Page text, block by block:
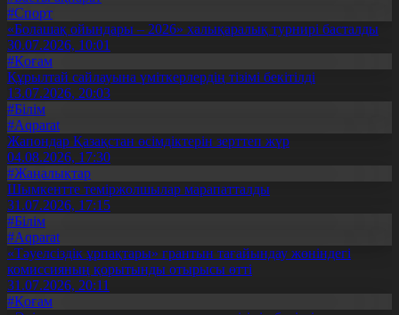
#Спорт
«Болашақ ойындары – 2026» халықаралық турнирі басталды
30.07.2026, 10:01
#Қоғам
Құрылтай сайлауына үміткерлердің тізімі бекітілді
13.07.2026, 20:03
#Білім
#Aqparat
Жапондар Қазақстан өсімдіктерін зерттеп жүр
04.08.2026, 17:30
#Жаңалықтар
Шымкентте теміржолшылар марапатталды
31.07.2026, 17:15
#Білім
#Aqparat
«Тәуелсіздік ұрпақтары» грантын тағайындау жөніндегі
комиссияның қорытынды отырысы өтті
31.07.2026, 20:11
#Қоғам